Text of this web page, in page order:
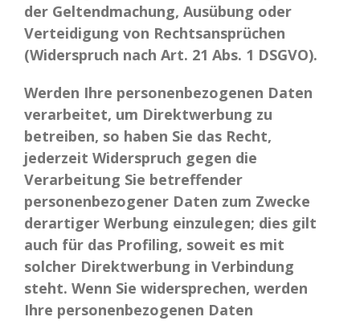
der Geltendmachung, Ausübung oder
Verteidigung von Rechtsansprüchen
(Widerspruch nach Art. 21 Abs. 1 DSGVO).
Werden Ihre personenbezogenen Daten
verarbeitet, um Direktwerbung zu
betreiben, so haben Sie das Recht,
jederzeit Widerspruch gegen die
Verarbeitung Sie betreffender
personenbezogener Daten zum Zwecke
derartiger Werbung einzulegen; dies gilt
auch für das Profiling, soweit es mit
solcher Direktwerbung in Verbindung
steht. Wenn Sie widersprechen, werden
Ihre personenbezogenen Daten